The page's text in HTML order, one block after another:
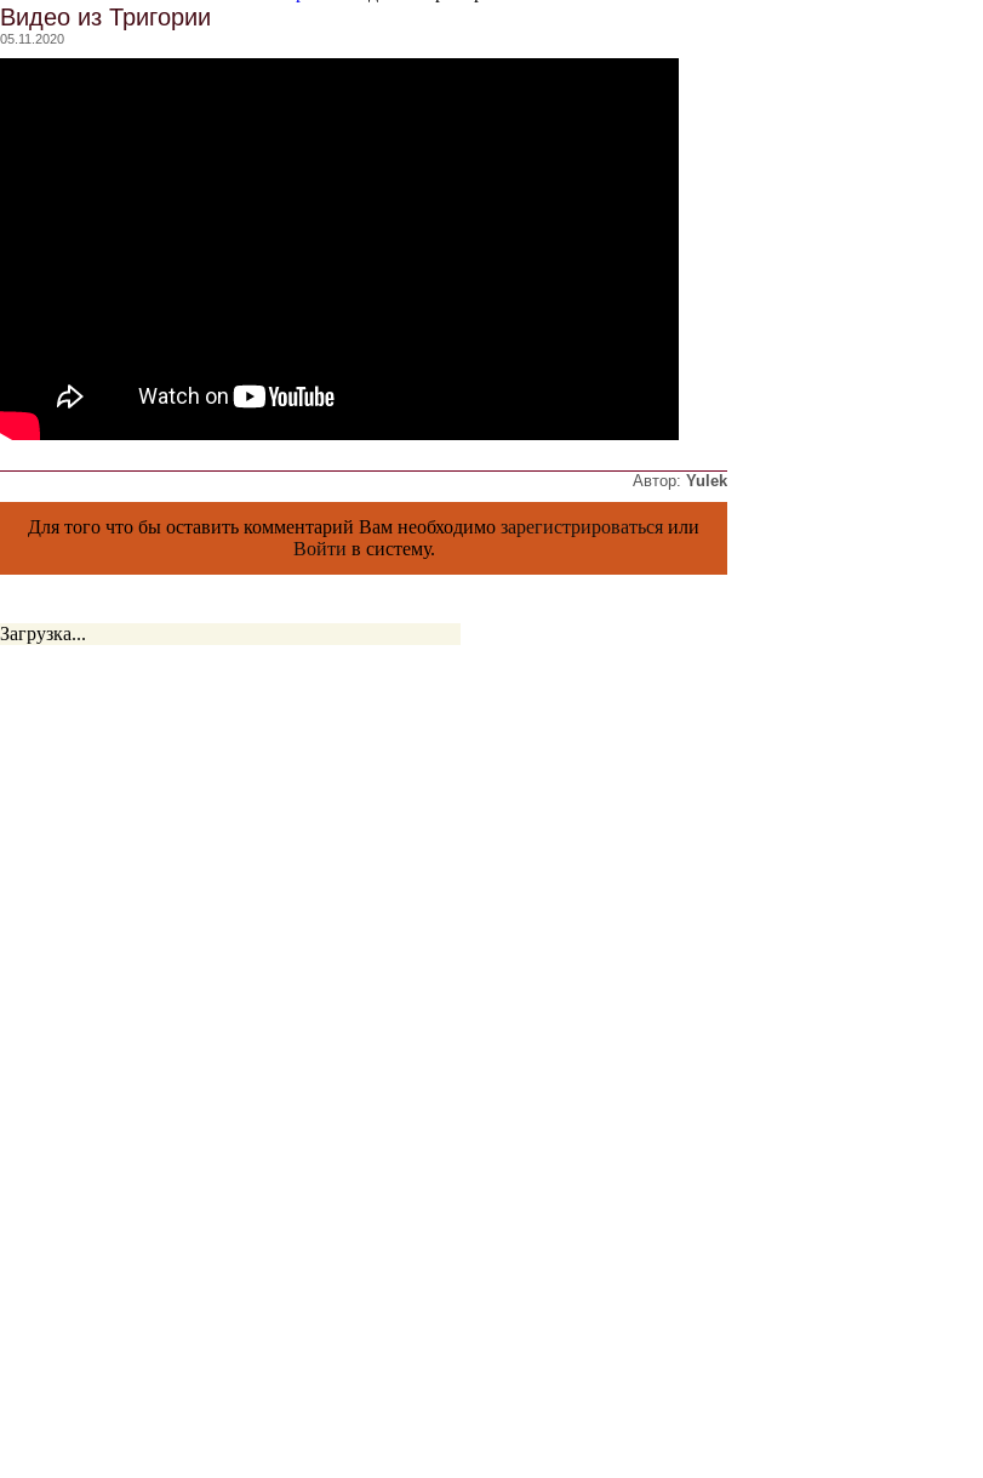
Видео из Тригории
05.11.2020
Автор: Yulek
Для того что бы оставить комментарий Вам необходимо зарегистрироваться или
Войти в систему.
Загрузка...